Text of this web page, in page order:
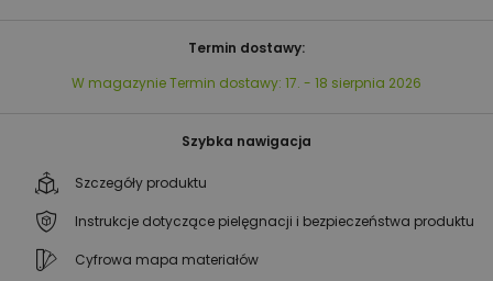
Termin dostawy:
W magazynieTermin dostawy: 17. - 18 sierpnia 2026
Szybka nawigacja
Szczegóły produktu
Instrukcje dotyczące pielęgnacji i bezpieczeństwa produktu
Cyfrowa mapa materiałów